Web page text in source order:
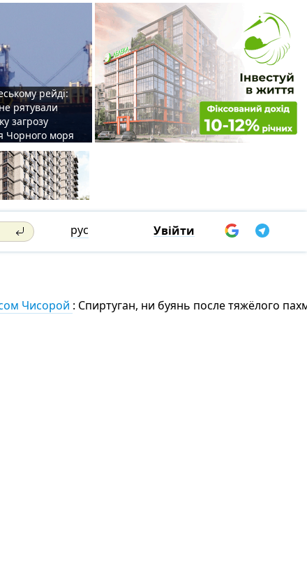
рейді:
рятували
загрозу
Чорного моря
рус Увійти
Чисорой : Спиртуган, ни буянь после тяжёлого